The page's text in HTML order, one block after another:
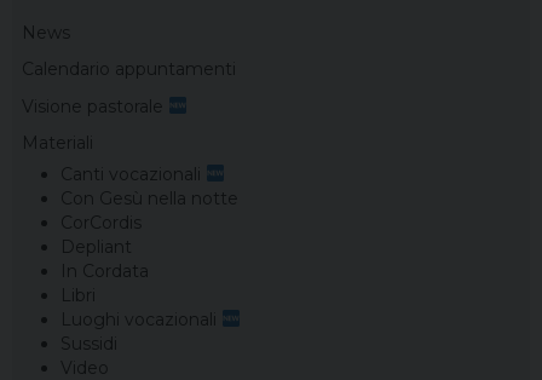
News
Calendario appuntamenti
Visione pastorale
Materiali
Canti vocazionali
Con Gesù nella notte
CorCordis
Depliant
In Cordata
Libri
Luoghi vocazionali
Sussidi
Video